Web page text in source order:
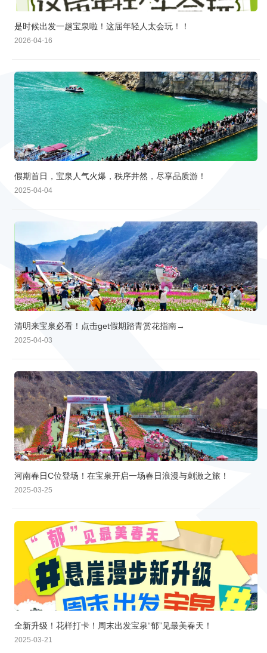
是时候出发一趟宝泉啦！这届年轻人太会玩！！
2026-04-16
假期首日，宝泉人气火爆，秩序井然，尽享品质游！
2025-04-04
清明来宝泉必看！点击get假期踏青赏花指南→
2025-04-03
河南春日C位登场！在宝泉开启一场春日浪漫与刺激之旅！
2025-03-25
全新升级！花样打卡！周末出发宝泉“郁”见最美春天！
2025-03-21